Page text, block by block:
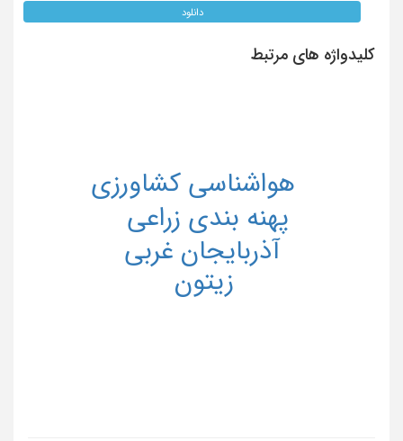
دانلود
کلیدواژه های مرتبط
آذربایجان غربی
پهنه بندی زراعی
زیتون
هواشناسی کشاورزی